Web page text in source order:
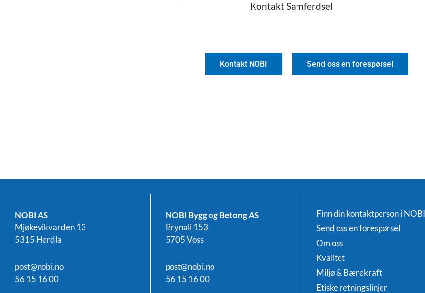
Kontakt Samferdsel
Kontakt NOBI Send oss en forespørsel
NOBI AS
Mjøkevikvarden 13
5315 Herdla
post@nobi.no
56 15 16 00
NOBI Bygg og Betong AS
Brynali 153
5705 Voss
post@nobi.no
56 15 16 00
Finn din kontaktperson i NOBI
Send oss en forespørsel
Om oss
Kvalitet
Miljø & Bærekraft
Etiske retningslinjer